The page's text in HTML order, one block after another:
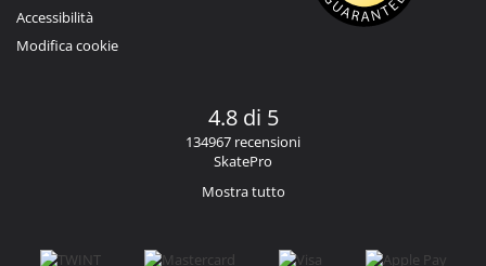
Accessibilità
Modifica cookie
4.8 di 5
134967 recensioni
SkatePro
Mostra tutto